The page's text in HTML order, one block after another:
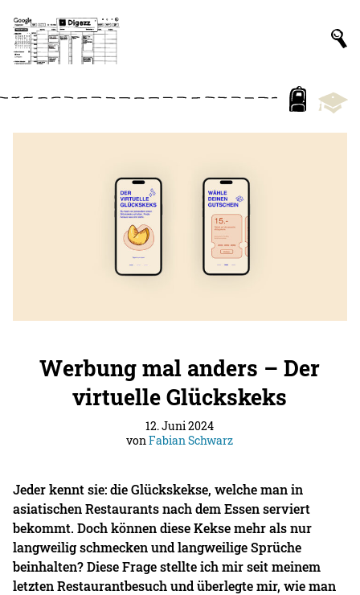
Werbung mal anders – Der
virtuelle Glückskeks
12. Juni 2024
vonFabian Schwarz
Jeder kennt sie: die Glückskekse, welche man in
asiatischen Restaurants nach dem Essen serviert
bekommt. Doch können diese Kekse mehr als nur
langweilig schmecken und langweilige Sprüche
beinhalten? Diese Frage stellte ich mir seit meinem
letzten Restaurantbesuch und überlegte mir, wie man